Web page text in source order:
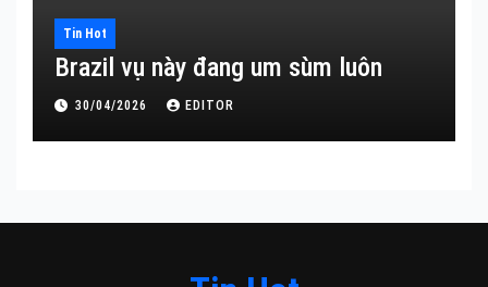
Tin Hot
Brazil vụ này đang um sùm luôn
30/04/2026 EDITOR